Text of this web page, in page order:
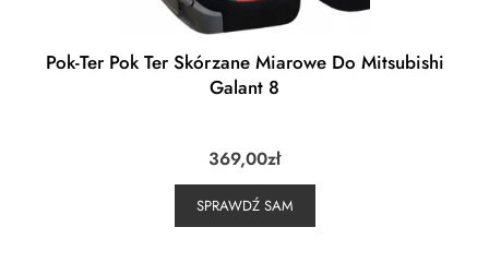
Pok-Ter Pok Ter Skórzane Miarowe Do Mitsubishi
Galant 8
369,00zł
SPRAWDŹ SAM